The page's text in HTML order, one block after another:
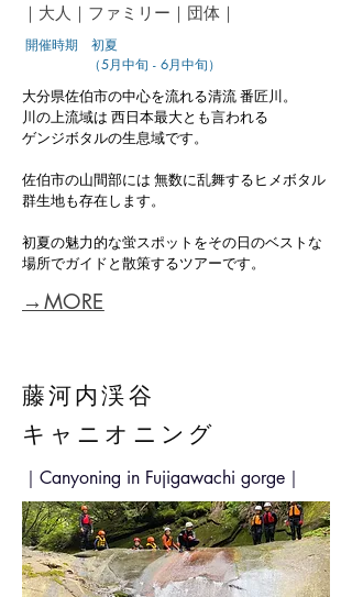
｜大人｜ファミリー｜団体｜
開催時期 初夏
（5月中旬 - 6月中旬）
大分県佐伯市の中心を流れる清流 番匠川。
川の上流域は 西日本最大とも言われる
ゲンジボタルの生息域です。
佐伯市の山間部には 無数に乱舞するヒメボタル
群生地も存在します。
初夏の魅力的な蛍スポットを​その日のベストな
場所でガイドと散策するツアーです。
→MORE
藤河内渓谷
キャニオニング
｜Canyoning in Fujigawachi gorge｜